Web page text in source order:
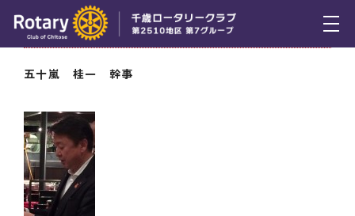
トピックス
活動報告
理事会報告
スケジュール
11月20日（木） 幹事報告
五十嵐 桂一 幹事